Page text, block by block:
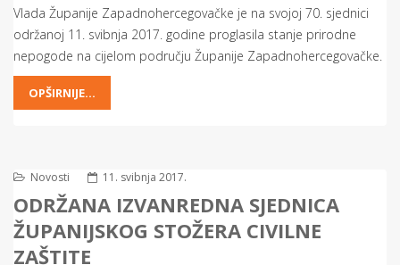
Vlada Županije Zapadnohercegovačke je na svojoj 70. sjednici
održanoj 11. svibnja 2017. godine proglasila stanje prirodne
nepogode na cijelom području Županije Zapadnohercegovačke.
OPŠIRNIJE...
Novosti 11. svibnja 2017.
ODRŽANA IZVANREDNA SJEDNICA
ŽUPANIJSKOG STOŽERA CIVILNE
ZAŠTITE